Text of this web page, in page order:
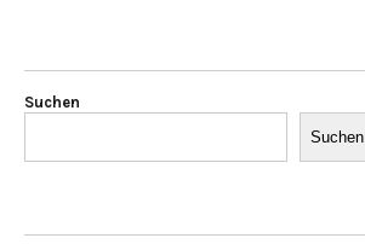
Suchen
Suchen